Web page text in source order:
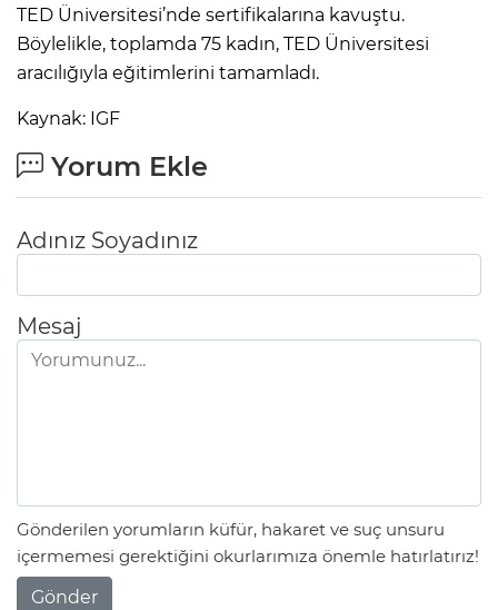
TED Üniversitesi’nde sertifikalarına kavuştu.
Böylelikle, toplamda 75 kadın, TED Üniversitesi
aracılığıyla eğitimlerini tamamladı.
Kaynak: IGF
Yorum Ekle
Adınız Soyadınız
Mesaj
Gönderilen yorumların küfür, hakaret ve suç unsuru
içermemesi gerektiğini okurlarımıza önemle hatırlatırız!
Gönder